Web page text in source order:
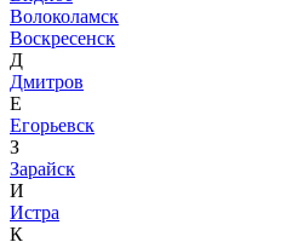
Волоколамск
Воскресенск
Д
Дмитров
Е
Егорьевск
З
Зарайск
И
Истра
К